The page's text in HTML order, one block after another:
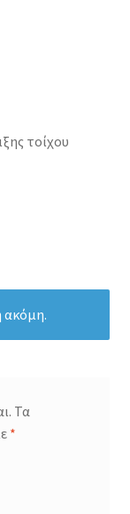
τοίχου
ακόμη.
Τα
*